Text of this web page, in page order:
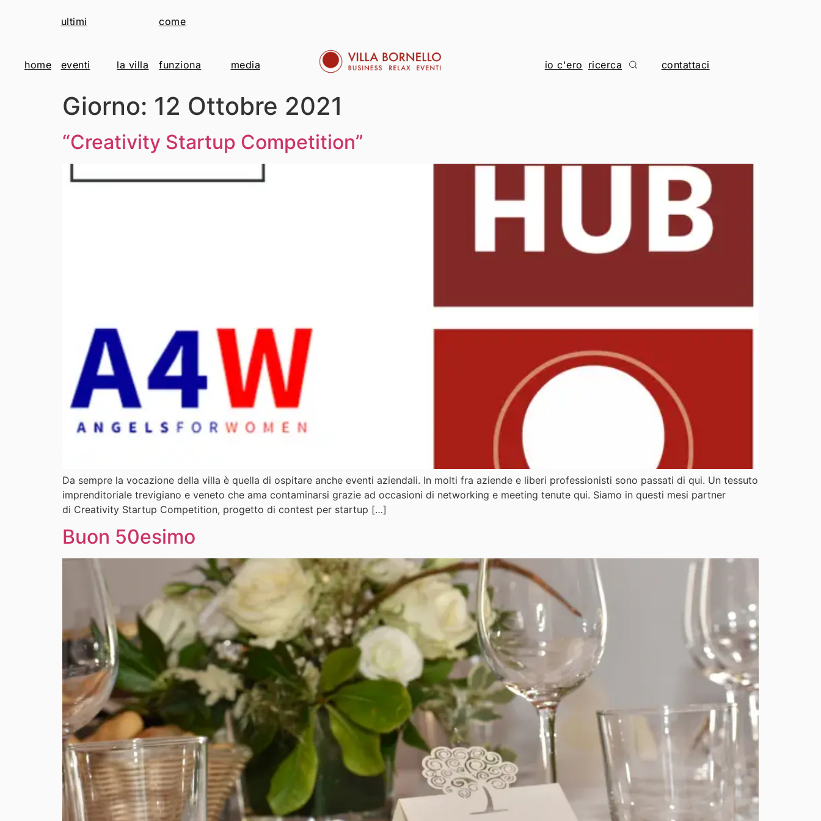
home
ultimi
eventi la villa
come
funziona media contattaci
io c'ero
Giorno: 12 Ottobre 2021
“Creativity Startup Competition”
Da sempre la vocazione della villa è quella di ospitare anche eventi aziendali. In molti fra aziende e liberi professionisti sono passati di qui. Un tessuto
imprenditoriale trevigiano e veneto che ama contaminarsi grazie ad occasioni di networking e meeting tenute qui. Siamo in questi mesi partner
di Creativity Startup Competition, progetto di contest per startup […]
Buon 50esimo